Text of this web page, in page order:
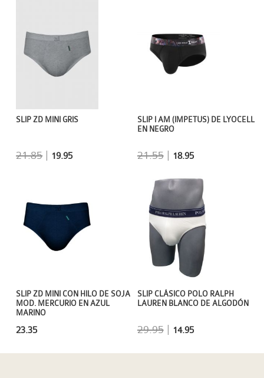
SLIP I AM (IMPETUS) DE LYOCELL
EN NEGRO
21.55| 18.95
SLIP ZD MINI GRIS
21.85 | 19.95
SLIP CLÁSICO POLO RALPH
LAUREN BLANCO DE ALGODÓN
29.95| 14.95
SLIP ZD MINI CON HILO DE SOJA
MOD. MERCURIO EN AZUL
MARINO
23.35